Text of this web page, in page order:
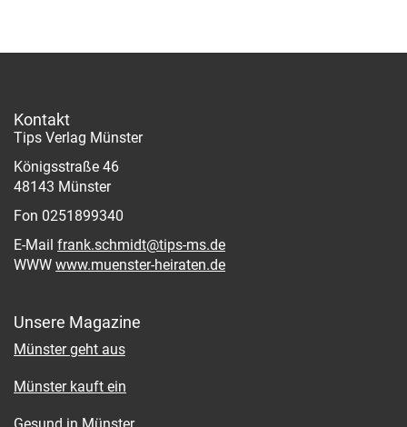
Kontakt
Tips Verlag Münster
Königsstraße 46
48143 Münster
Fon 0251899340
E-Mail frank.schmidt@tips-ms.de
WWW www.muenster-heiraten.de
Unsere Magazine
Münster geht aus
Münster kauft ein